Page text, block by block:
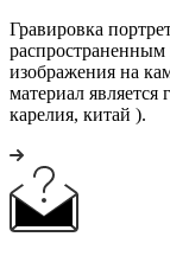
Гравировка
изображения на
материал является
карелия, китай ).